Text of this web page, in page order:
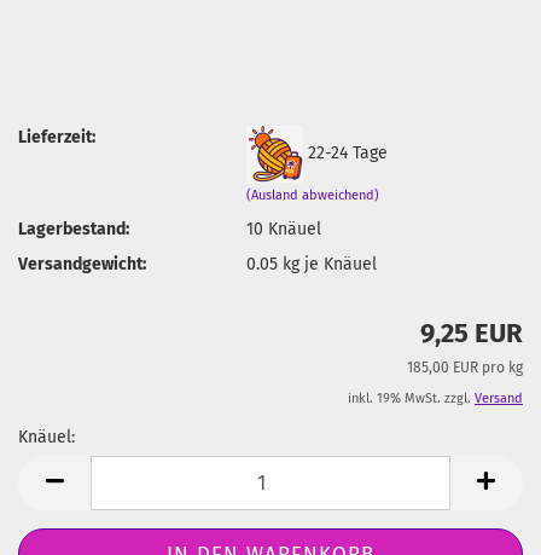
Lieferzeit:
22-24 Tage
(Ausland abweichend)
Lagerbestand: 10 Knäuel
Versandgewicht:
0.05 kg je Knäuel
9,25 EUR
185,00 EUR pro kg
inkl. 19% MwSt. zzgl. Versand
Knäuel: